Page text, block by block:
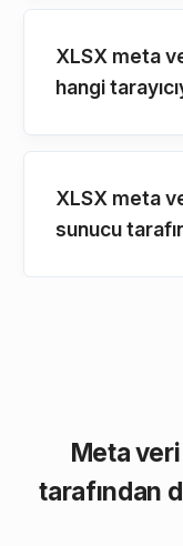
XLSX meta
hangi
XLSX meta
sunucu
Meta veri
tarafından